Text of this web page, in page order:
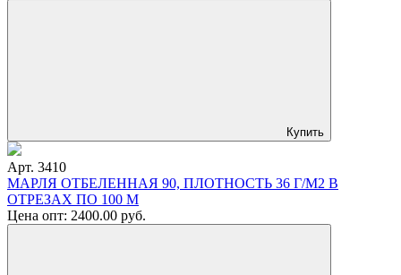
Купить
Арт. 3410
МАРЛЯ ОТБЕЛЕННАЯ 90, ПЛОТНОСТЬ 36 Г/М2 В
ОТРЕЗАХ ПО 100 М
Цена опт: 2400.00 руб.